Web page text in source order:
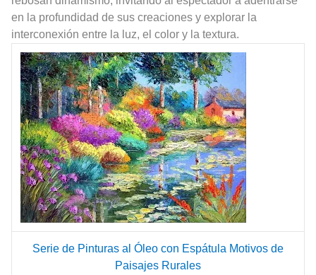
en la profundidad de sus creaciones y explorar la
interconexión entre la luz, el color y la textura.
Serie de Pinturas al Óleo con Espátula Motivos de
Paisajes Rurales